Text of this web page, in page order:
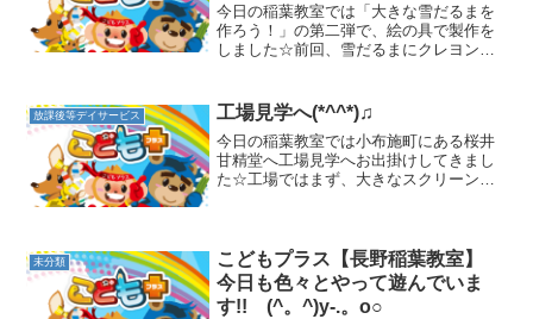
今日の稲葉教室では「大きな雪だるまを
作ろう！」の第二弾で、絵の具で製作を
しました☆前回、雪だるまにクレヨンで
見えなくなるように、皆で白い絵の具で
色塗りをしました☆「可愛...
放課後等デイサービス 工場見学へ(*^^*)♫
今日の稲葉教室では小布施町にある桜井
甘精堂へ工場見学へお出掛けしてきまし
た☆工場ではまず、大きなスクリーンで
うです！！桜井甘...
未分類
こどもプラス【長野稲葉教室】
今日も色々とやって遊んでいま
す!! (^。^)y-.。o○